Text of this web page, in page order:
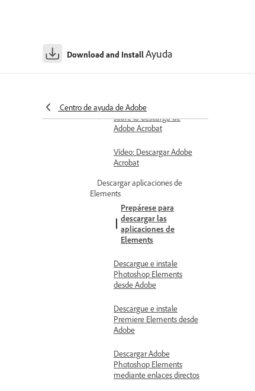
Download and InstallAyuda
Centro de ayuda de Adobe
Descargue e instale las
Preguntas frecuentes
sobre la descarga de
Adobe Acrobat
Vídeo: Descargar Adobe
Acrobat
Descargar aplicaciones de
Elements
Prepárese para
descargar las
aplicaciones de
Elements
Descargue e instale
Photoshop Elements
desde Adobe
Descargue e instale
Premiere Elements desde
Adobe
Descargar Adobe
Photoshop Elements
mediante enlaces directos